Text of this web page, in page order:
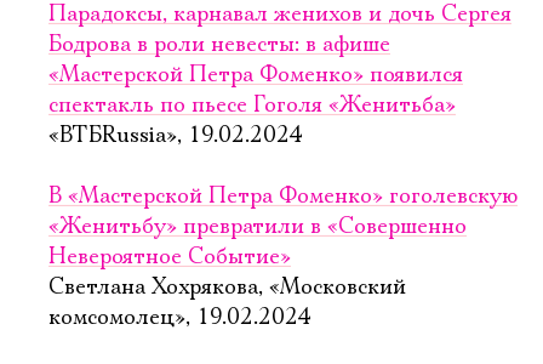
Парадоксы, карнавал женихов и дочь Сергея
Бодрова в роли невесты: в афише
«Мастерской Петра Фоменко» появился
спектакль по пьесе Гоголя «Женитьба»
«ВТБRussia», 19.02.2024
В «Мастерской Петра Фоменко» гоголевскую
«Женитьбу» превратили в «Совершенно
Невероятное Событие»
Светлана Хохрякова, «Московский
комсомолец», 19.02.2024